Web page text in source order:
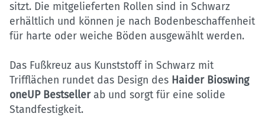
sitzt. Die mitgelieferten Rollen sind in Schwarz
erhältlich und können je nach Bodenbeschaffenheit
für harte oder weiche Böden ausgewählt werden.
Das Fußkreuz aus Kunststoff in Schwarz mit
Trifflächen rundet das Design des Haider Bioswing
oneUP Bestsellerab und sorgt für eine solide
Standfestigkeit.